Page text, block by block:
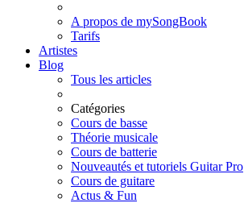
A propos de mySongBook
Tarifs
Artistes
Blog
Tous les articles
Catégories
Cours de basse
Théorie musicale
Cours de batterie
Nouveautés et tutoriels Guitar Pro
Cours de guitare
Actus & Fun